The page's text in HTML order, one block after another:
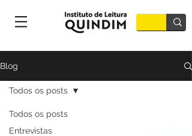
Blog
Todos os posts
Entrevistas
Todos os posts